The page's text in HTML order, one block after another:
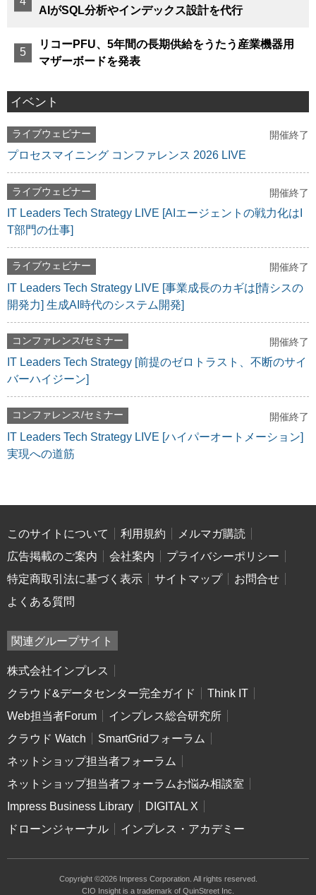
AIがSQL分析やインデックス設計を代行
リコーPFU、5年間の長期供給をうたう産業機器用
マザーボードを発表
イベント
ライブウェビナー 開催終了
プロセスマイニング コンファレンス 2026 LIVE
ライブウェビナー 開催終了
IT Leaders Tech Strategy LIVE [AIエージェントの戦力化はI
T部門の仕事]
ライブウェビナー 開催終了
IT Leaders Tech Strategy LIVE [事業成長のカギは[情シスの
開発力] 生成AI時代のシステム開発]
コンファレンス/セミナー 開催終了
IT Leaders Tech Strategy [前提のゼロトラスト、不断のサイ
バーハイジーン]
コンファレンス/セミナー 開催終了
IT Leaders Tech Strategy LIVE [ハイパーオートメーション]
実現への道筋
このサイトについて 利用規約
メルマガ購読
広告掲載のご案内
会社案内
プライバシーポリシー
特定商取引法に基づく表示
サイトマップ
お問合せ
よくある質問
関連グループサイト
株式会社インプレス
クラウド&データセンター完全ガイド
Think IT
Web担当者Forum
インプレス総合研究所
クラウド Watch
SmartGridフォーラム
ネットショップ担当者フォーラム
ネットショップ担当者フォーラムお悩み相談室
Impress Business Library
DIGITAL X
ドローンジャーナル
インプレス・アカデミー
Copyright ©2026 Impress Corporation. All rights reserved.
CIO Insight is a trademark of QuinStreet Inc.